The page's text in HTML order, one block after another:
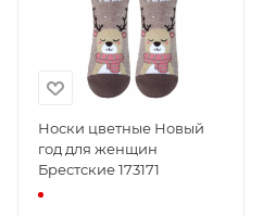
Носки цветные Новый
год для женщин
Брестские 173171